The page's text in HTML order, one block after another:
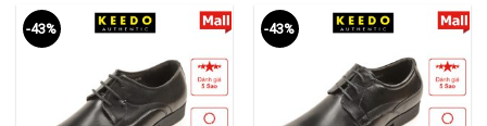
-43% -43%